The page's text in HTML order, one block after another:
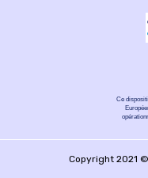
Ce
Copyright 2021 ©